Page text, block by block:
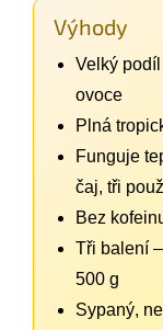
Výhody
Velký
ovoce
Plná
Funguje
čaj, tři
Bez
Tři balení
500 g
Sypaný,